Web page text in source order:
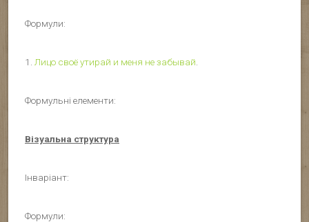
Формули:
1. Лицо своё утирай и меня не забывай
Формульні елементи:
Візуальна структура
Інваріант:
Формули: